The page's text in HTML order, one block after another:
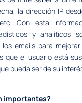
la dirección IP
Con esta
y analíticos
los emails para
que el usuario está
pueda ser de su
importantes?